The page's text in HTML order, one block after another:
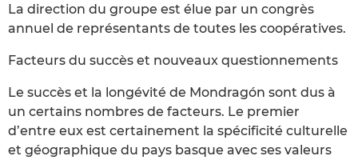
La direction du groupe est élue par un congrès
annuel de représentants de toutes les coopératives.
Facteurs du succès et nouveaux questionnements
Le succès et la longévité de Mondragón sont dus à
un certains nombres de facteurs. Le premier
d’entre eux est certainement la spécificité culturelle
et géographique du pays basque avec ses valeurs